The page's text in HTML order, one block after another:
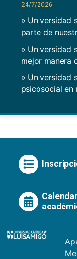
24/7/2026
» Universidad
parte de
» Universidad
mejor manera
» Universidad
psicosocial en